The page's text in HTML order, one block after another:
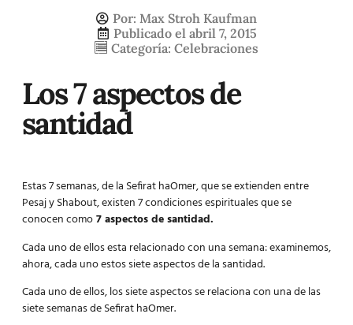
Por: Max Stroh Kaufman
Publicado el abril 7, 2015
Categoría: Celebraciones
Los 7 aspectos de
santidad
Estas 7 semanas, de la Sefirat haOmer, que se extienden entre
Pesaj y Shabout, existen 7 condiciones espirituales que se
conocen como7 aspectos de santidad.
Cada uno de ellos esta relacionado con una semana: examinemos,
ahora, cada uno estos siete aspectos de la santidad.
Cada uno de ellos, los siete aspectos se relaciona con una de las
siete semanas de Sefirat haOmer.